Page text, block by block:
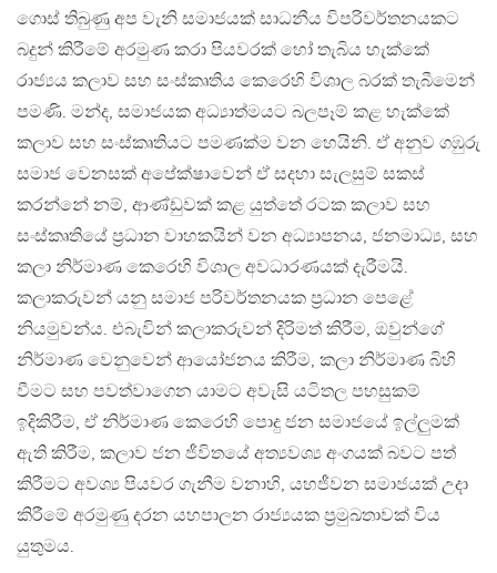
ගොස් තිබුණු අප වැනි සමාජයක් සාධනීය විපරිවර්තනයකට
බදුන් කිරීමේ අරමුණ කරා පියවරක් හෝ තැබිය හැක්කේ
රාජ්‍යය කලාව සහ සංස්කෘතිය කෙරෙහි විශාල බරක් තැබීමෙන්
පමණි. මන්ද, සමාජයක අධ්‍යාත්මයට බලපෑම් කළ හැක්කේ
කලාව සහ සංස්කෘතියට පමණක්ම වන හෙයිනි. ඒ අනුව ගඹුරු
සමාජ වෙනසක් අපේක්ෂාවෙන් ඒ සදහා සැලසුම් සකස්
කරන්නේ නම්, ආණ්ඩුවක් කළ යුත්තේ රටක කලාව සහ
සංස්කෘතියේ ප්‍රධාන වාහකයින් වන අධ්‍යාපනය, ජනමාධ්‍ය, සහ
කලා නිර්මාණ කෙරෙහි විශාල අවධාරණයක් දැරීමයි.
කලාකරුවන් යනු සමාජ පරිවර්තනයක ප්‍රධාන පෙළේ
නියමුවන්ය. එබැවින් කලාකරුවන් දිරිමත් කිරීම, ඔවුන්ගේ
නිර්මාණ වෙනුවෙන් ආයෝජනය කිරීම, කලා නිර්මාණ බිහි
වීමට සහ පවත්වාගෙන යාමට අවැසි යටිතල පහසුකම්
ඉදිකිරීම, ඒ නිර්මාණ කෙරෙහි පොදු ජන සමාජයේ ඉල්ලුමක්
ඇති කිරීම, කලාව ජන ජීවිතයේ අත්‍යවශ්‍ය අංගයක් බවට පත්
කිරීමට අවශ්‍ය පියවර ගැනීම වනාහි, යහජීවන සමාජයක් උදා
කිරීමේ අරමුණු දරන යහපාලන රාජ්‍යයක ප්‍රමුඛතාවක් විය
යුතුමය.